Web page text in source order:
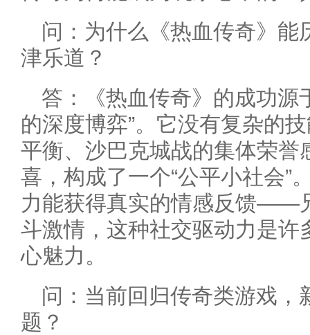
问：为什么《热血传奇》能
津乐道？
答：《热血传奇》的成功源
的深度博弈”。它没有复杂的
平衡、沙巴克城战的集体荣誉
喜，构成了一个“公平小社会”
力能获得真实的情感反馈——
斗激情，这种社交驱动力是许
心魅力。
问：当前回归传奇类游戏，
题？